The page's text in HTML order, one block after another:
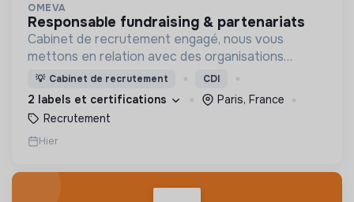
OMEVA
responsable fundraising & partenariats
Cabinet de recrutement engagé, nous vous
mettons en relation avec des organisations
soucieuses de leurs impacts, afin d'œuvrer
ensemble pour un futur souhaitable.
💡 Cabinet de recrutement CDI
2 labels et certifications
Paris, France
Recrutement
Hier